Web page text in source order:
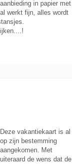
aanbieding in papier met
werkt fijn, alles wordt
Deze vakantiekaart is al
op zijn bestemming
aangekomen. Met
uiteraard de wens dat de